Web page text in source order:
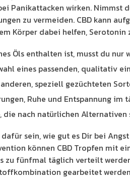
Panikattacken wirken.
zu vermeiden. CBD kann
Körper dabei helfen, Serotonin
Öls enthalten ist, musst du
eines passenden, qualitativ
speziell gezüchteten
Ruhe und Entspannung im
nach natürlichen Alternativen
sein, wie gut es Dir bei
können CBD Tropfen mit
fünfmal täglich verteilt
gearbeitet